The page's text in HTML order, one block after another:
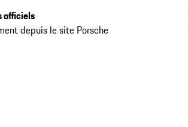
officiels
depuis le site Porsche